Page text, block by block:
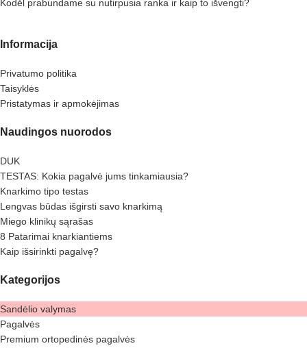
Kodėl prabundame su nutirpusia ranka ir kaip to išvengti?
Informacija
Privatumo politika
Taisyklės
Pristatymas ir apmokėjimas
Naudingos nuorodos
DUK
TESTAS: Kokia pagalvė jums tinkamiausia?
Knarkimo tipo testas
Lengvas būdas išgirsti savo knarkimą
Miego klinikų sąrašas
8 Patarimai knarkiantiems
Kaip išsirinkti pagalvę?
Kategorijos
Sandėlio valymas
Pagalvės
Premium ortopedinės pagalvės